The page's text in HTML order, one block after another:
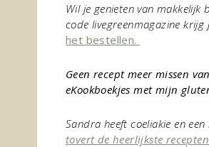
Wil je genieten van makkelijk
code livegreenmagazine
het bestellen.
Geen recept meer missen
eKookboekjes met mijn
Sandra heeft coeliakie en
tovert de heerlijkste